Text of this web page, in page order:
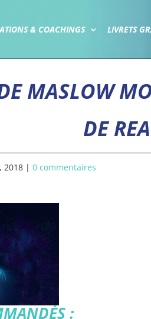
& COACHINGS LIVRETS
MASLOW
DE
2018| 0 commentaires
: